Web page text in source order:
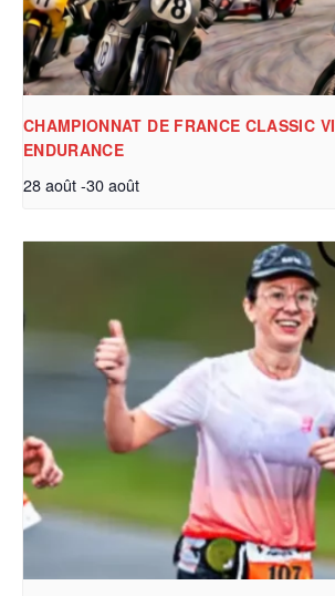
CHAMPIONNAT DE FRANCE CLASSIC
ENDURANCE
28 août-30 août